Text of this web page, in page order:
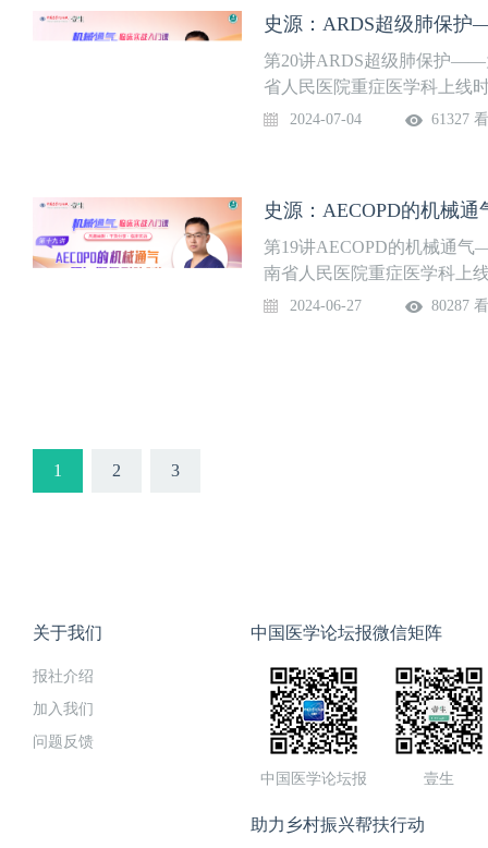
师，开设《机械通气临床实
原理，到参数波形、报警撤
量吸氧……通过28节深入浅
掌握呼吸机相关实用知识。
史源：ARDS超级肺保
第20讲ARDS超级肺保护——
省人民医院重症医学科上线
吸机辅助通气和无创呼吸机
主任医师，开设《机械通气
史、结构原理，到参数波形
疗，到高流量吸氧……通过
习，并真正掌握呼吸机相关
2024-07-04 61327
史源：AECOPD的机械
第19讲AECOPD的机械通
南省人民医院重症医学科上
创呼吸机辅助通气和无创呼
2024-06-27 80287
1 2 3
关于我们
报社介绍
加入我们
问题反馈
中国医学论坛报微信矩阵
中国医学论坛报 壹生
助力乡村振兴帮扶行动